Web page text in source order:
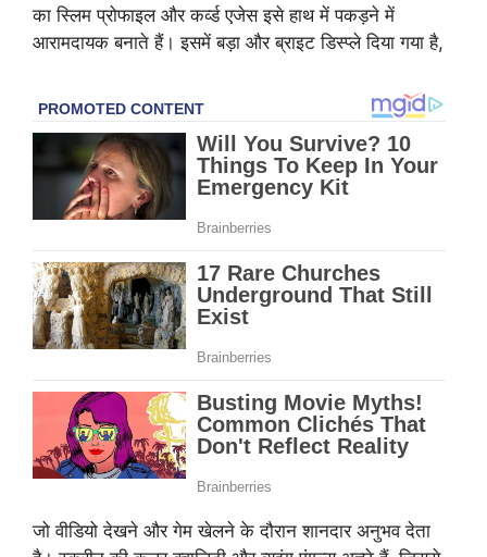
का स्लिम प्रोफाइल और कर्व्ड एजेस इसे हाथ में पकड़ने में
आरामदायक बनाते हैं। इसमें बड़ा और ब्राइट डिस्प्ले दिया गया है,
जो वीडियो देखने और गेम खेलने के दौरान शानदार अनुभव देता